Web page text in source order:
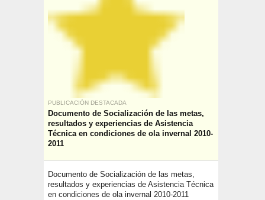
PUBLICACIÓN DESTACADA
Documento de Socialización de las metas,
resultados y experiencias de Asistencia
Técnica en condiciones de ola invernal 2010-
2011
Documento de Socialización de las metas,
resultados y experiencias de Asistencia Técnica
en condiciones de ola invernal 2010-2011